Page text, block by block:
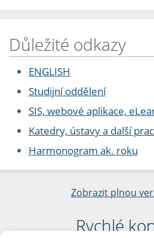
Důležité odkazy
ENGLISH
Studijní oddělení
SIS, webové aplikace,
Katedry, ústavy a další
Harmonogram ak. roku
Zobrazit plnou
Rychlé